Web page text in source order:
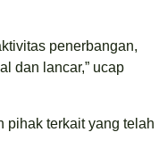
penerbangan,
dan lancar,” ucap
pihak terkait yang telah